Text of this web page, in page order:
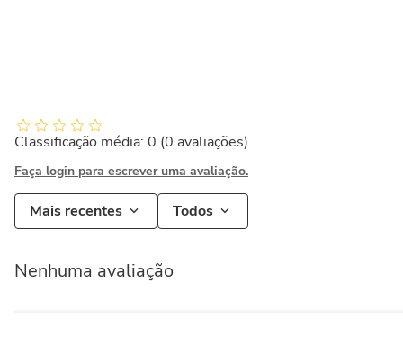
Classificação média: 0 (0 avaliações)
Faça login para escrever uma avaliação.
Mais recentes Todos
Nenhuma avaliação